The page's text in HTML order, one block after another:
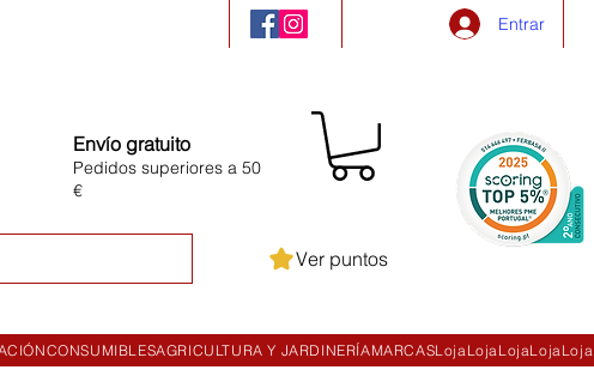
Entrar
Envío gratuito
Pedidos superiores a 50
€
Ver puntos
CONSUMIBLESAGRICULTURA Y JARDINERÍAMARCASLojaLojaLojaLojaLoja